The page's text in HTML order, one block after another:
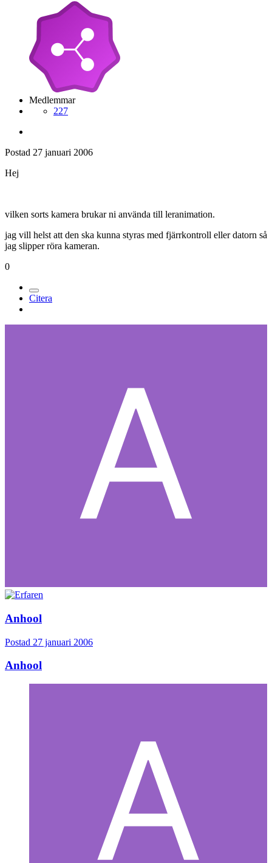
Medlemmar
227
Postad 27 januari 2006
Hej
vilken sorts kamera brukar ni använda till leranimation.
jag vill helst att den ska kunna styras med fjärrkontroll eller datorn så
jag slipper röra kameran.
0
Citera
Anhool
Postad 27 januari 2006
Anhool